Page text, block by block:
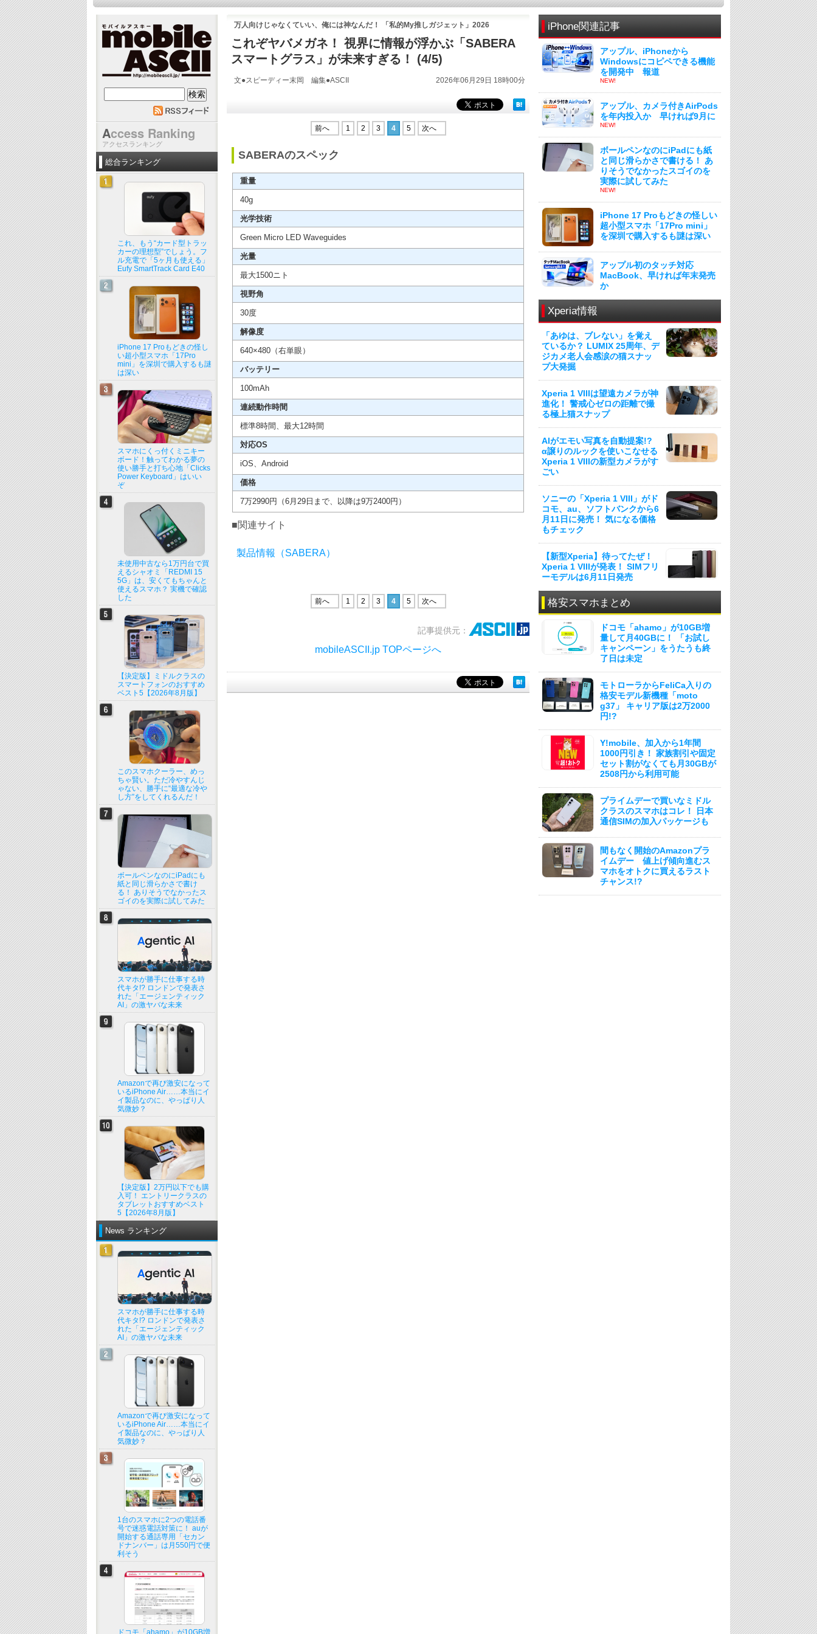
万人向けじゃなくていい、俺には神なんだ！ 「私的My推しガジェット」2026
これぞヤバメガネ！ 視界に情報が浮かぶ「SABERA
スマートグラス」が未来すぎる！ (4/5)
文●スピーディー末岡 編集●ASCII 2026年06月29日 18時00分
前へ 1 2 3 4 5 次へ
SABERAのスペック
重量
40g
光学技術
Green Micro LED Waveguides
光量
最大1500ニト
視野角
30度
解像度
640×480（右単眼）
バッテリー
100mAh
連続動作時間
標準8時間、最大12時間
対応OS
iOS、Android
価格
7万2990円（6月29日まで、以降は9万2400円）
■関連サイト
製品情報（SABERA）
前へ 1 2 3 4 5 次へ
記事提供元：
mobileASCII.jp TOPページへ
iPhone関連記事
アップル、iPhoneから
Windowsにコピペできる機能
を開発中 報道
NEW!
アップル、カメラ付きAirPods
を年内投入か 早ければ9月に
NEW!
ボールペンなのにiPadにも紙
と同じ滑らかさで書ける！ あ
りそうでなかったスゴイのを
実際に試してみた
NEW!
iPhone 17 Proもどきの怪しい
超小型スマホ「17Pro mini」
を深圳で購入するも謎は深い
アップル初のタッチ対応
MacBook、早ければ年末発売
か
Xperia情報
「あゆは、ブレない」を覚え
ているか？ LUMIX 25周年、デ
ジカメ老人会感涙の猫スナッ
プ大発掘
Xperia 1 VIIIは望遠カメラが神
進化！ 警戒心ゼロの距離で撮
る極上猫スナップ
AIがエモい写真を自動提案!?
α譲りのルックを使いこなせる
Xperia 1 VIIIの新型カメラがす
ごい
ソニーの「Xperia 1 VIII」がド
コモ、au、ソフトバンクから6
月11日に発売！ 気になる価格
もチェック
【新型Xperia】待ってたぜ！
Xperia 1 VIIIが発表！ SIMフリ
ーモデルは6月11日発売
格安スマホまとめ
ドコモ「ahamo」が10GB増
量して月40GBに！ 「お試し
キャンペーン」をうたうも終
了日は未定
モトローラからFeliCa入りの
格安モデル新機種「moto
g37」 キャリア版は2万2000
円!?
Y!mobile、加入から1年間
1000円引き！ 家族割引や固定
セット割がなくても月30GBが
2508円から利用可能
プライムデーで買いなミドル
クラスのスマホはコレ！ 日本
通信SIMの加入パッケージも
間もなく開始のAmazonプラ
イムデー 値上げ傾向進むス
マホをオトクに買えるラスト
チャンス!?
mobile ASCII
Access Ranking
アクセスランキング
総合ランキング
これ、もう“カード型トラッ
カーの理想型”でしょう。フ
ル充電で「5ヶ月も使える」
Eufy SmartTrack Card E40
iPhone 17 Proもどきの怪し
い超小型スマホ「17Pro
mini」を深圳で購入するも謎
は深い
スマホにくっ付くミニキー
ボード！触ってわかる夢の
使い勝手と打ち心地「Clicks
Power Keyboard」はいい
ぞ
未使用中古なら1万円台で買
えるシャオミ「REDMI 15
5G」は、安くてもちゃんと
使えるスマホ？ 実機で確認
した
【決定版】ミドルクラスの
スマートフォンのおすすめ
ベスト5【2026年8月版】
このスマホクーラー、めっ
ちゃ賢い。ただ冷やすんじ
ゃない、勝手に“最適な冷や
し方”をしてくれるんだ！
ボールペンなのにiPadにも
紙と同じ滑らかさで書け
る！ ありそうでなかったス
ゴイのを実際に試してみた
スマホが勝手に仕事する時
代キタ!? ロンドンで発表さ
れた「エージェンティック
AI」の激ヤバな未来
Amazonで再び激安になって
いるiPhone Air……本当にイ
イ製品なのに、やっぱり人
気微妙？
【決定版】2万円以下でも購
入可！ エントリークラスの
タブレットおすすめベスト
5【2026年8月版】
News ランキング
スマホが勝手に仕事する時
代キタ!? ロンドンで発表さ
れた「エージェンティック
AI」の激ヤバな未来
Amazonで再び激安になって
いるiPhone Air……本当にイ
イ製品なのに、やっぱり人
気微妙？
1台のスマホに2つの電話番
号で迷惑電話対策に！ auが
開始する通話専用「セカン
ドナンバー」は月550円で便
利そう
ドコモ「ahamo」が10GB増